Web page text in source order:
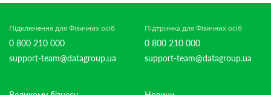
Підключення для Фізичних осіб
0 800 210 000
support-team@datagroup.ua
Підтримка для Фізичних осіб
0 800 210 000
support-team@datagroup.ua